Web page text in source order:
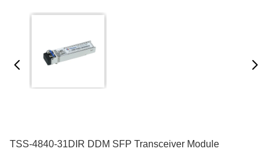
TSS-4840-31DIR DDM SFP Transceiver Module